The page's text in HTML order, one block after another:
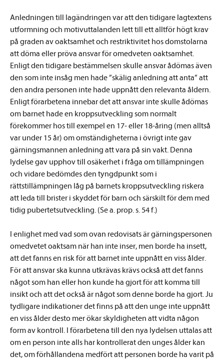
Anledningen till lagändringen var att den tidigare lagtextens
utformning och motivuttalanden lett till ett alltför högt krav
på graden av oaktsamhet och restriktivitet hos domstolarna
att döma eller pröva ansvar för omedveten oaktsamhet.
Enligt den tidigare bestämmelsen skulle ansvar ådömas även
den som inte insåg men hade ”skälig anledning att anta” att
den andra personen inte hade uppnått den relevanta åldern.
Enligt förarbetena innebar det att ansvar inte skulle ådömas
om barnet hade en kroppsutveckling som normalt
förekommer hos till exempel en 17- eller 18-åring (men alltså
var under 15 år) om omständigheterna i övrigt inte gav
gärningsmannen anledning att vara på sin vakt. Denna
lydelse gav upphov till osäkerhet i fråga om tillämpningen
och vidare bedömdes den tyngdpunkt som i
rättstillämpningen låg på barnets kroppsutveckling riskera
att leda till brister i skyddet för barn och särskilt för dem med
tidig pubertetsutveckling. (Se a. prop. s. 54 f.)
I enlighet med vad som ovan redovisats är gärningspersonen
omedvetet oaktsam när han inte inser, men borde ha insett,
att det fanns en risk för att barnet inte uppnått en viss ålder.
För att ansvar ska kunna utkrävas krävs också att det fanns
något som han eller hon kunde ha gjort för att komma till
insikt och att det också är något som denne borde ha gjort. Ju
tydligare indikationer det finns på att den unge inte uppnått
en viss ålder desto mer ökar skyldigheten att vidta någon
form av kontroll. I förarbetena till den nya lydelsen uttalas att
om en person inte alls har kontrollerat den unges ålder kan
det, om förhållandena medfört att personen borde ha varit på